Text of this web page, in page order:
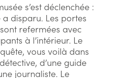
s’est déclenchée :
disparu. Les portes
refermées avec
à l’intérieur. Le
vous voilà dans
d’une guide
journaliste. Le